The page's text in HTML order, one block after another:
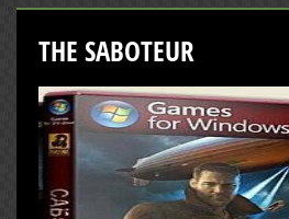
THE SABOTEUR